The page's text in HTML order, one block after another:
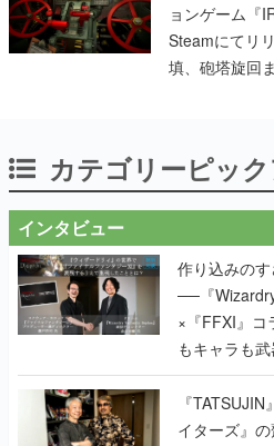
ョンゲーム『
Steamにてリ
填、砲塔旋回
一撃をブチか
カテゴリーピッ
インタビュー
作り込みの
──『
×『FFXI』コ
もキャラも
で作り込ま
く
『
イターズ』